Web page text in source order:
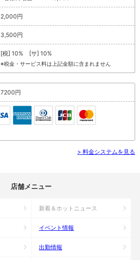
2,000円
3,500円
[税] 10% [サ] 10%
※税金・サービス料は上記金額に含まれません
7200円
> 料金システムを見る
店舗メニュー
新着＆ホットニュース
イベント情報
出勤情報